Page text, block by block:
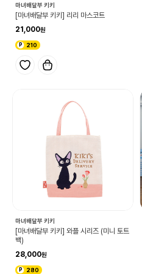
마녀배달부 키키
[마녀배달부 키키] 리리 마스코트
21,000
210
마녀배달부 키키
[마녀배달부 키키] 와플 시리즈 (미니 토트
백)
28,000
280